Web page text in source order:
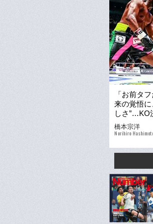
「お前タ
来の覚悟に
しさ”…KO
した言葉
橋本宗洋
Norihiro